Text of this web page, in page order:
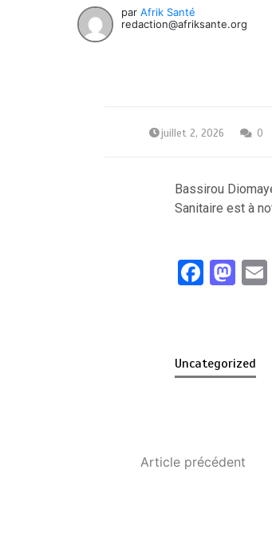
par Afrik Santé
redaction@afriksante.org
juillet 2, 2026 0
Bassirou
Sanitaire est à
F
o
M
d
Uncategorized
Article précédent